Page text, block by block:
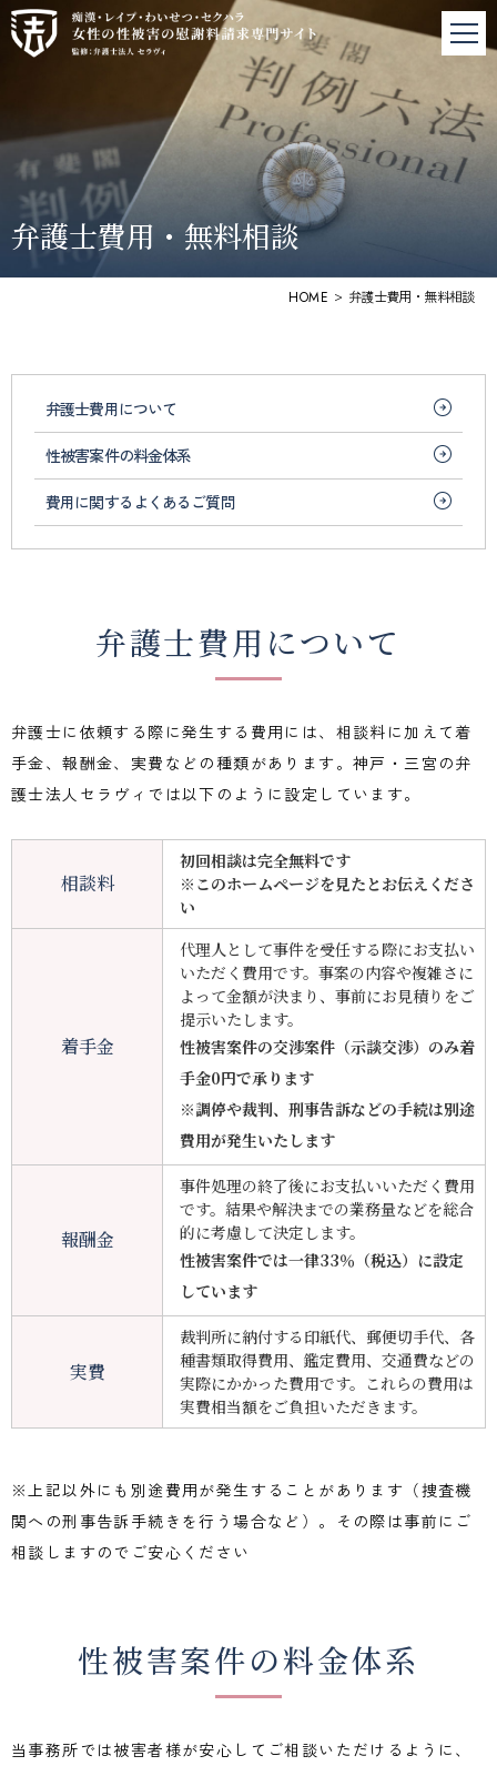
神
犯
謝
料
請
護
弁護士費用・無料相談
HOME > 弁護士費用・無料相談
弁護士費用について
性被害案件の料金体系
費用に関するよくあるご質問
弁護士費用について
弁護士に依頼する際に発生する費用には、相談料に加えて着
手金、報酬金、実費などの種類があります。神戸・三宮の弁
護士法人セラヴィでは以下のように設定しています。
相談料
初回相談は完全無料です
※このホームページを見たとお伝えくださ
い
着手金
代理人として事件を受任する際にお支払い
いただく費用です。事案の内容や複雑さに
よって金額が決まり、事前にお見積りをご
提示いたします。
性被害案件の交渉案件（示談交渉）のみ着
手金0円で承ります
※調停や裁判、刑事告訴などの手続は別途
費用が発生いたします
報酬金
事件処理の終了後にお支払いいただく費用
です。結果や解決までの業務量などを総合
的に考慮して決定します。
性被害案件では一律33％（税込）に設定
しています
実費
裁判所に納付する印紙代、郵便切手代、各
種書類取得費用、鑑定費用、交通費などの
実際にかかった費用です。これらの費用は
実費相当額をご負担いただきます。
※上記以外にも別途費用が発生することがあります（捜査機
関への刑事告訴手続きを行う場合など）。その際は事前にご
相談しますのでご安心ください
性被害案件の料金体系
当事務所では被害者様が安心してご相談いただけるように、